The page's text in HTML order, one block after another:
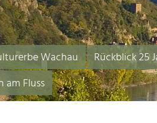
Wachau Rückblick 25
am Fluss